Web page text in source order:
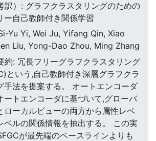
訳）: グラフクラスタリングのための
ー自己教師付き関係学習
Yu Yi, Wei Ju, Yifang Qin, Xiao
Liu, Yong-Dao Zhou, Ming Zhang
: 冗長フリーグラフクラスタリング
という,自己教師付き深層グラフクラ
手法を提案する。 オートエンコーダ
ートエンコーダに基づいて,グローバ
ローカルビューの両方から属性レベ
ベルの関係情報を抽出する。 この実
が最先端のベースラインよりも